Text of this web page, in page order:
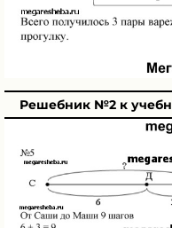
Решебник №2 к